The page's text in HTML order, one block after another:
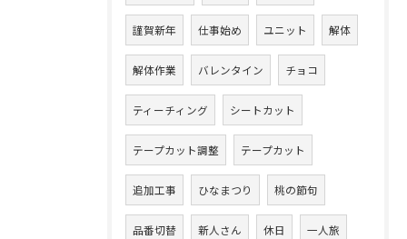
謹賀新年 仕事始め ユニット 解体
解体作業 バレンタイン チョコ
ティーチィング シートカット
テープカット調整 テープカット
追加工事 ひなまつり 桃の節句
品番切替 新人さん 休日 一人旅